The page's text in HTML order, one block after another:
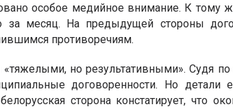
особое медийное внимание. К тому
за месяц. На предыдущей стороны
противоречиям.
но результативными». Судя
договоренности. Но детали
сторона констатирует, что